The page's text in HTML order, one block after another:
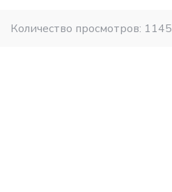
Количество просмотров: 1145